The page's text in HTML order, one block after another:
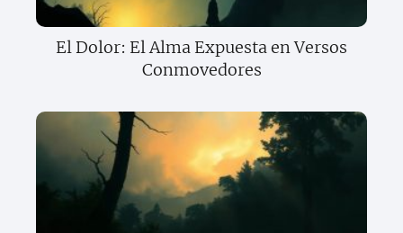
El Dolor: El Alma Expuesta en Versos
Conmovedores